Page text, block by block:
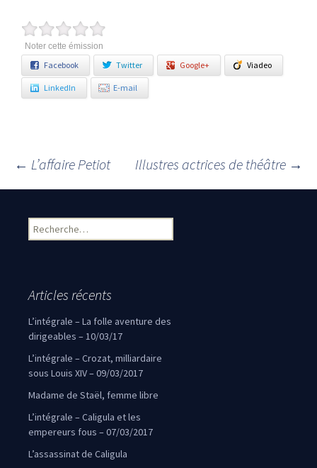
Noter cette émission
Facebook Twitter Google+ Viadeo
LinkedIn E-mail
Navigation des articles
← L’affaire Petiot Illustres actrices de théâtre →
Rechercher :
Articles récents
L’intégrale – La folle aventure des
dirigeables – 10/03/17
L’intégrale – Crozat, milliardaire
sous Louis XIV – 09/03/2017
Madame de Staël, femme libre
L’intégrale – Caligula et les
empereurs fous – 07/03/2017
L’assassinat de Caligula